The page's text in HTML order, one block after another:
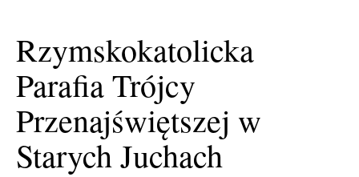
Rzymskokatolicka
Parafia Trójcy
Przenajświętszej w
Starych Juchach